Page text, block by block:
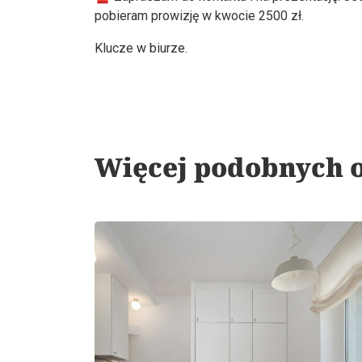
pobieram prowizję w kwocie 2500 zł.
Klucze w biurze.
Więcej podobnych